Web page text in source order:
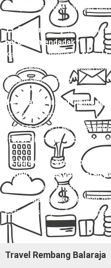
menyediakan tiket pulang-
13. Bagaimana jika jadwal
berubah mendadak?
Kebanyakan penyediatravel
untuk reschedule, asalkan
24 jam sebelumnya.
14. Apakah travel Cibinong
Ya, dengan armada terawat,
fasilitas seperti AC, kursi
travel Cibinong Ajibarang
15. Apakah travel Cibinong
pengiriman dokumen atau
Ya, beberapa penyedia
travel
paket kilat
untuk dokumen
estimasi sampai di hari yang
Travel Rembang Balaraja